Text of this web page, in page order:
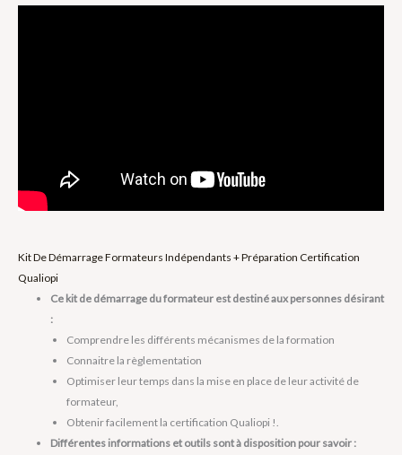
Kit De Démarrage Formateurs Indépendants + Préparation Certification
Qualiopi
Ce kit de démarrage du formateur est destiné aux personnes désirant
:
Comprendre les différents mécanismes de la formation
Connaitre la règlementation
Optimiser leur temps dans la mise en place de leur activité de
formateur,
Obtenir facilement la certification Qualiopi !.
Différentes informations et outils sont à disposition pour savoir :